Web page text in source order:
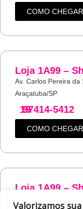
Valorizamos
COMO CHEGAR
Loja 1A99 –
Av. Carlos Pereira
Araçatuba/SP
19
97414-5412
COMO CHEGAR
Loja 1A99 –